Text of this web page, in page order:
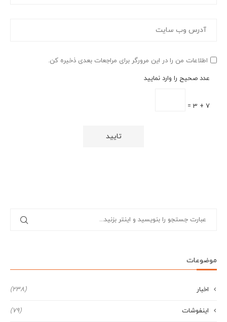
اطلاعات من را در این مرورگر برای مراجعات بعدی ذخیره کن.
عدد صحیح را وارد نمایید
7 + 3 =
موضوعات
اخبار (238)
اینفوشات (79)